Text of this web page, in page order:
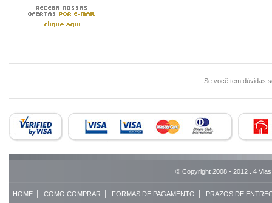
Se você tem dúvidas
© Copyright 2008 - 2012 . 4
HOME| COMO COMPRAR | FORMAS DE PAGAMENTO | PRAZOS DE